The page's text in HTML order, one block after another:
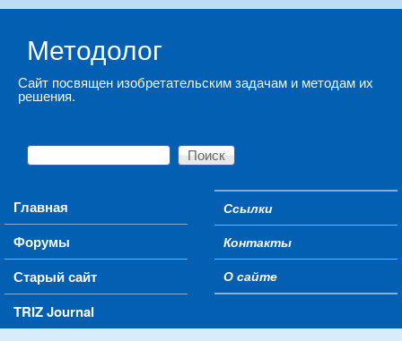
Методолог
Сайт посвящен изобретательским задачам и методам их
решения.
Форма поиска
Поиск
Main menu
Главная
Форумы
Старый сайт
TRIZ Journal
Secondary menu
Ссылки
Контакты
О сайте